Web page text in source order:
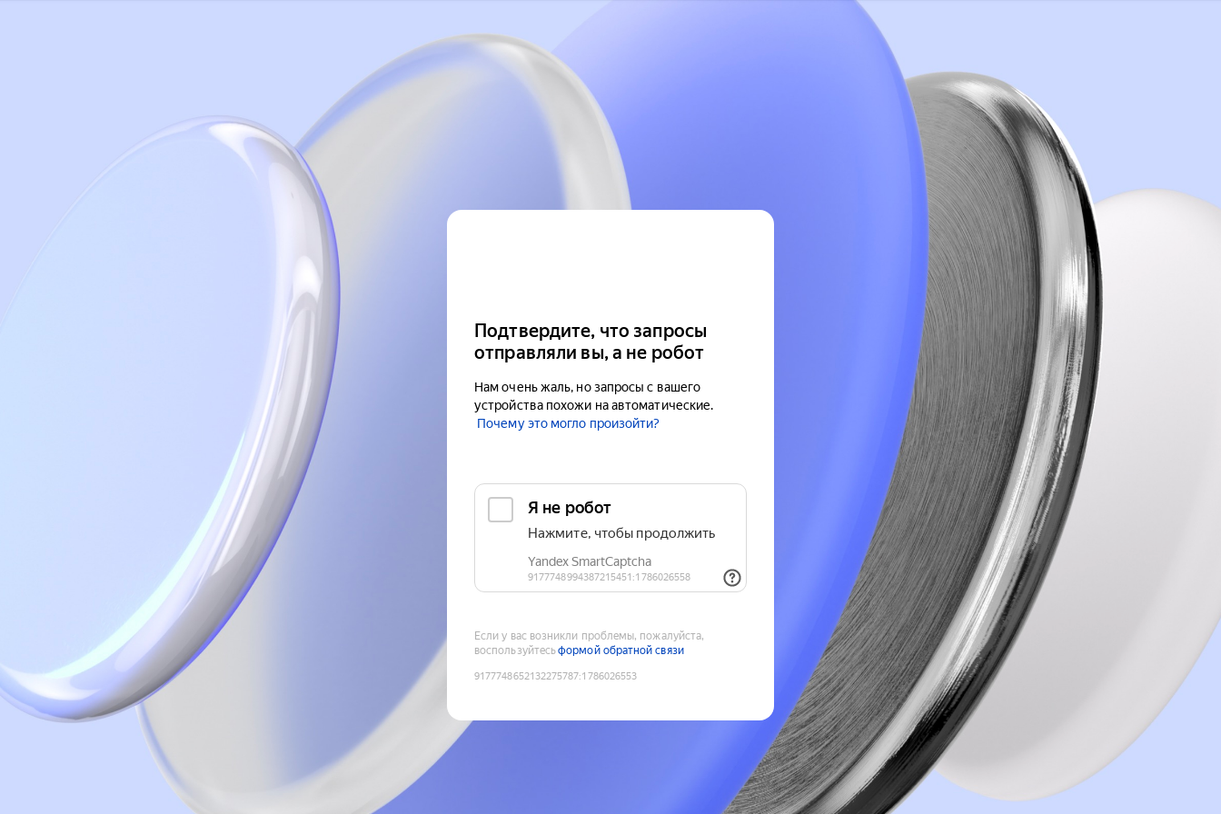
Подтвердите, что запросы
отправляли вы, а не робот
Нам очень жаль, но запросы с вашего
устройства похожи на автоматические.
Почему это могло произойти?
Если у вас возникли проблемы, пожалуйста,
воспользуйтесьформой обратной связи
9177748652132275787:1786026553